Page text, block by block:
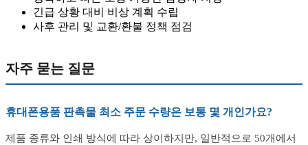
긴급 상황 대비 비상 계획 수립
사후 관리 및 교환/환불 정책 점검
자주 묻는 질문
휴대폰용품 판촉물 최소 주문 수량은 보통 몇 개인가요?
제품 종류와 인쇄 방식에 따라 상이하지만, 일반적으로 50개에서